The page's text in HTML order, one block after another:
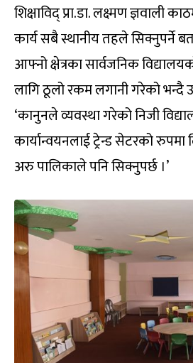
शिक्षाविद् प्रा.डा. लक्ष्मण ज्ञवाली
कार्य सबै स्थानीय तहले सिक्नुपर्ने
आफ्नो क्षेत्रका सार्वजनिक
लागि ठूलो रकम लगानी गरेको भन्दै
‘कानुनले व्यवस्था गरेको निजी
कार्यान्वयनलाई ट्रेन्ड सेटरको
अरु पालिकाले पनि सिक्नुपर्छ ।’